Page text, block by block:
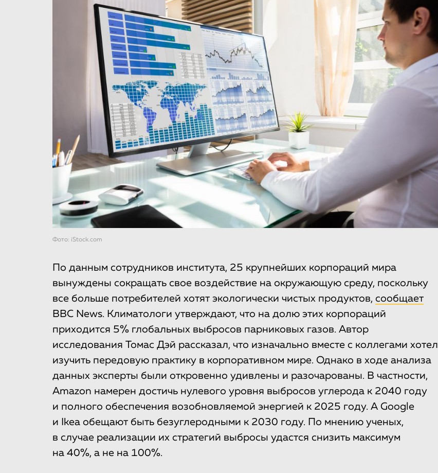
Фото: iStock.com
По данным сотрудников института, 25 крупнейших корпораций мира
вынуждены сокращать свое воздействие на окружающую среду, поскольку
все больше потребителей хотят экологически чистых продуктов, сообщает
BBC News. Климатологи утверждают, что на долю этих корпораций
приходится 5% глобальных выбросов парниковых газов. Автор
исследования Томас Дэй рассказал, что изначально вместе с коллегами хотел
изучить передовую практику в корпоративном мире. Однако в ходе анализа
данных эксперты были откровенно удивлены и разочарованы. В частности,
Amazon намерен достичь нулевого уровня выбросов углерода к 2040 году
и полного обеспечения возобновляемой энергией к 2025 году. А Google
и Ikea обещают быть безуглеродными к 2030 году. По мнению ученых,
в случае реализации их стратегий выбросы удастся снизить максимум
на 40%, а не на 100%.